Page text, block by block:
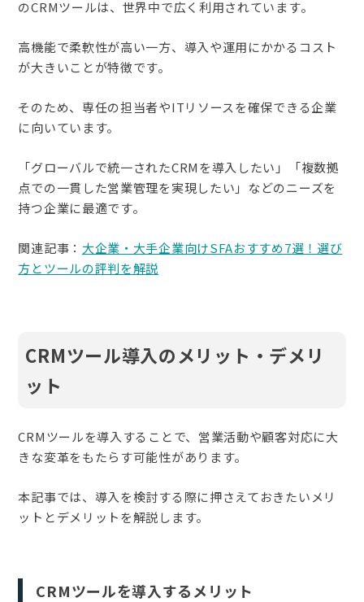
のCRMツールは、世界中で広く利用されています。
高機能で柔軟性が高い一方、導入や運用にかかるコスト
が大きいことが特徴です。
そのため、専任の担当者やITリソースを確保できる企業
に向いています。
「グローバルで統一されたCRMを導入したい」「複数拠
点での一貫した営業管理を実現したい」などのニーズを
持つ企業に最適です。
関連記事： 大企業・大手企業向けSFAおすすめ7選！選び
方とツールの評判を解説
CRMツール導入のメリット・デメリ
ット
CRMツールを導入することで、営業活動や顧客対応に大
きな変革をもたらす可能性があります。
本記事では、導入を検討する際に押さえておきたいメリ
ットとデメリットを解説します。
CRMツールを導入するメリット